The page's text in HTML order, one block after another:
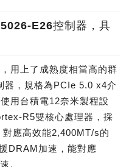
E26控制器，具
用上了成熟度相當高的群
器，規格為PCIe 5.0 x4介
用台積電12奈米製程設
R5雙核心處理器，採
應高效能2,400MT/s的
DRAM加速，能對應
。